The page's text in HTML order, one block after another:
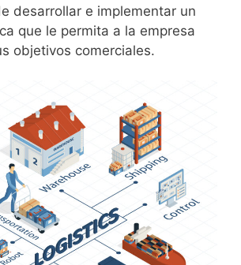
desarrollar e implementar un
que le permita a la empresa
objetivos comerciales.